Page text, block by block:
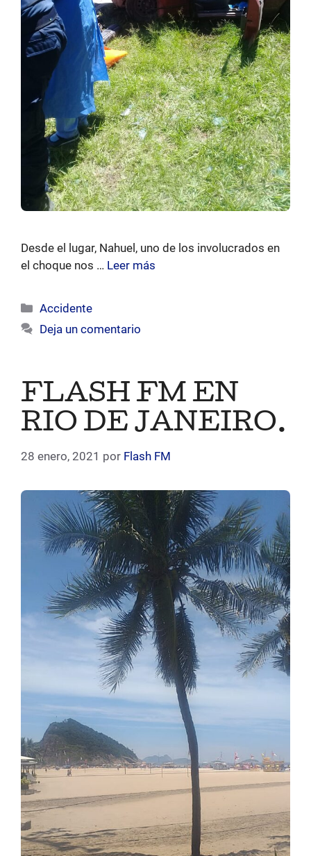
Desde el lugar, Nahuel, uno de los involucrados en
el choque nos … Leer más
Categorías
Accidente
Deja un comentario
FLASH FM EN
RIO DE JANEIRO.
28 enero, 2021 por Flash FM